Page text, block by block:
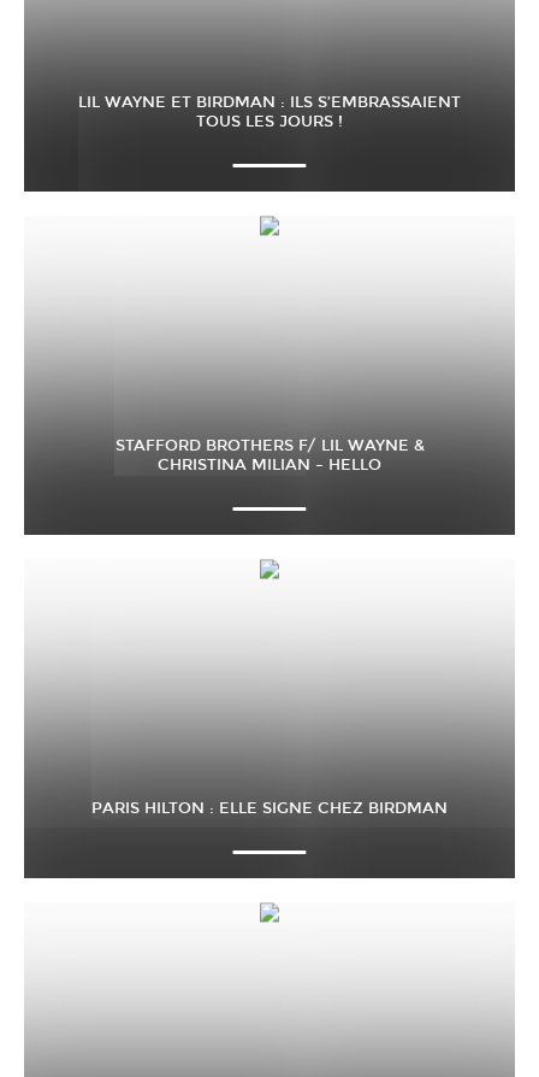
LIL WAYNE ET BIRDMAN : ILS S’EMBRASSAIENT
TOUS LES JOURS !
STAFFORD BROTHERS F/ LIL WAYNE &
CHRISTINA MILIAN – HELLO
PARIS HILTON : ELLE SIGNE CHEZ BIRDMAN